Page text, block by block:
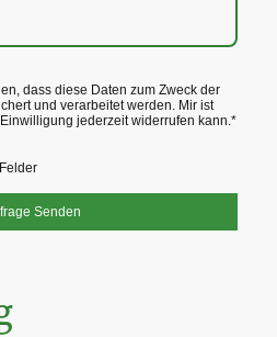
dass diese Daten zum Zweck der
und verarbeitet werden. Mir ist
jederzeit widerrufen kann.*
Senden